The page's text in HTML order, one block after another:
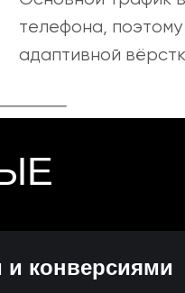
телефона,
адаптивной
и конверсиями